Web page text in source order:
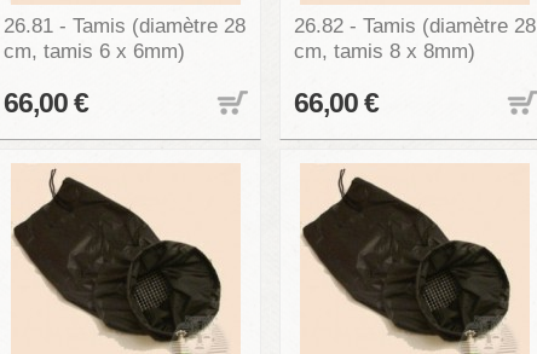
26.81 - Tamis (diamètre 28
cm, tamis 6 x 6mm)
66,00 €
26.82 - Tamis (diamètre 28
cm, tamis 8 x 8mm)
66,00 €